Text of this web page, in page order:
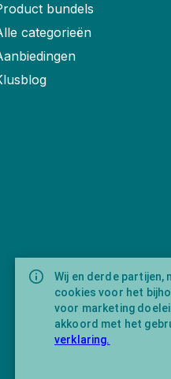
Wij en derde partijen,
cookies voor het
voor marketing
akkoord met het
verklaring.
bundels
categorieën